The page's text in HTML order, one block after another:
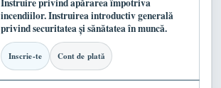
Instruire privind apărarea împotriva
incendiilor. Instruirea introductiv generală
privind securitatea și sănătatea în muncă.
Inscrie-te Cont de plată